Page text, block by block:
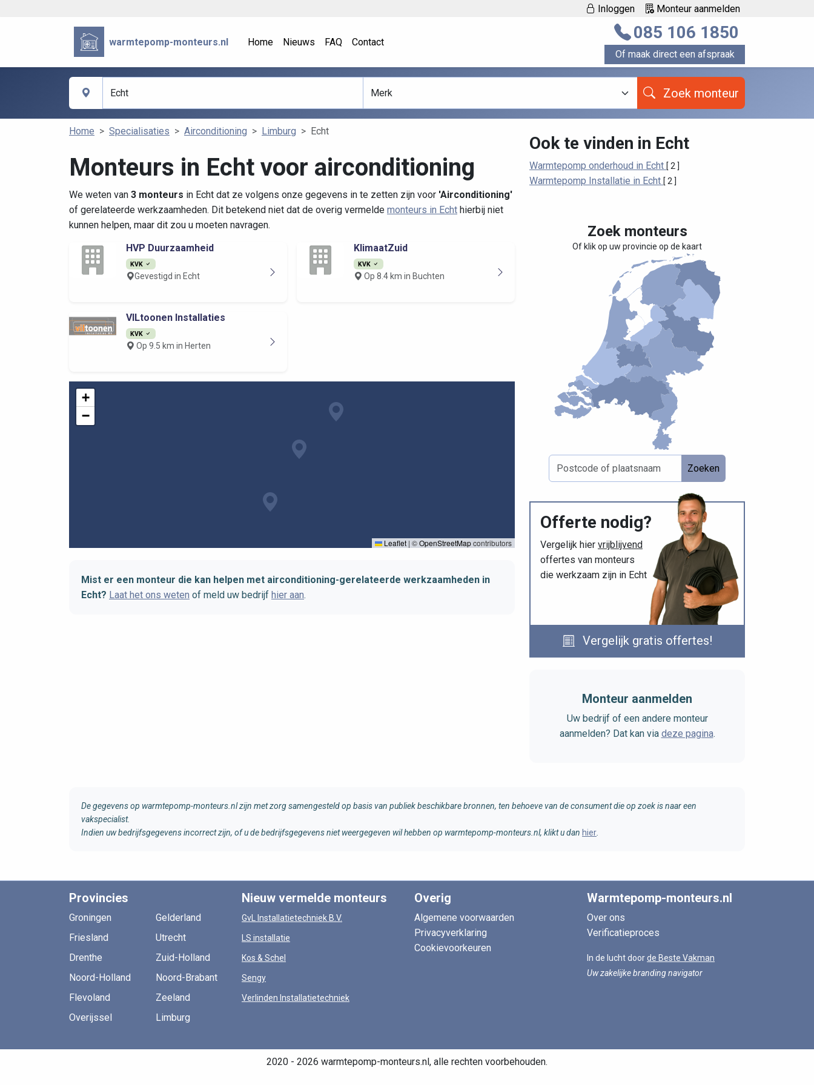
Inloggen Monteur aanmelden
warmtepomp-monteurs.nl Home Nieuws FAQ Contact 085 106 1850
Of maak direct een afspraak
Zoek monteur
Home Specialisaties Airconditioning Limburg Echt
Monteurs in Echt voor airconditioning
We weten van 3 monteurs in Echt dat ze volgens onze gegevens in te zetten zijn voor 'Airconditioning'
of gerelateerde werkzaamheden. Dit betekend niet dat de overig vermelde monteurs in Echt hierbij niet
kunnen helpen, maar dit zou u moeten navragen.
HVP Duurzaamheid
KVK
Gevestigd in Echt
KlimaatZuid
KVK
Op 8.4 km in Buchten
VILtoonen Installaties
KVK
Op 9.5 km in Herten
+
−
Leaflet | ©OpenStreetMapcontributors
Mist er een monteur die kan helpen met airconditioning-gerelateerde werkzaamheden in
Echt? Laat het ons weten of meld uw bedrijf hier aan.
Ook te vinden in Echt
Warmtepomp onderhoud in Echt [ 2 ]
Warmtepomp Installatie in Echt [ 2 ]
Zoek monteurs
Of klik op uw provincie op de kaart
Zoeken
Offerte nodig?
Vergelijk hier vrijblijvend
offertes van monteurs
die werkzaam zijn in Echt
Vergelijk gratis offertes!
Monteur aanmelden
Uw bedrijf of een andere monteur
aanmelden? Dat kan via deze pagina.
De gegevens op warmtepomp-monteurs.nl zijn met zorg samengesteld op basis van publiek beschikbare bronnen, ten behoeve van de consument die op zoek is naar een
vakspecialist.
Indien uw bedrijfsgegevens incorrect zijn, of u de bedrijfsgegevens niet weergegeven wil hebben op warmtepomp-monteurs.nl, klikt u dan hier
Provincies
Groningen
Friesland
Drenthe
Noord-Holland
Flevoland
Overijssel
Gelderland
Utrecht
Zuid-Holland
Noord-Brabant
Zeeland
Limburg
Nieuw vermelde monteurs
GvL Installatietechniek B.V.
LS installatie
Kos & Schel
Sengy
Verlinden Installatietechniek
Overig
Algemene voorwaarden
Privacyverklaring
Cookievoorkeuren
Warmtepomp-monteurs.nl
Over ons
Verificatieproces
In de lucht doorde Beste Vakman
Uw zakelijke branding navigator
2020 - 2026 warmtepomp-monteurs.nl, alle rechten voorbehouden.